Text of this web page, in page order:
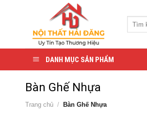
DANH MỤC SẢN PHẨM
Bàn Ghế Nhựa
Trang chủ / Bàn Ghế Nhựa